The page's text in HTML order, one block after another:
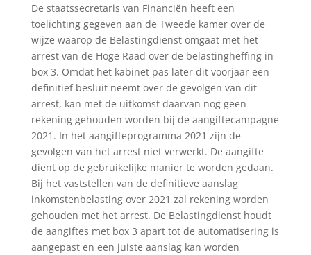
De staatssecretaris van Financiën heeft een
toelichting gegeven aan de Tweede kamer over de
wijze waarop de Belastingdienst omgaat met het
arrest van de Hoge Raad over de belastingheffing in
box 3. Omdat het kabinet pas later dit voorjaar een
definitief besluit neemt over de gevolgen van dit
arrest, kan met de uitkomst daarvan nog geen
rekening gehouden worden bij de aangiftecampagne
2021. In het aangifteprogramma 2021 zijn de
gevolgen van het arrest niet verwerkt. De aangifte
dient op de gebruikelijke manier te worden gedaan.
Bij het vaststellen van de definitieve aanslag
inkomstenbelasting over 2021 zal rekening worden
gehouden met het arrest. De Belastingdienst houdt
de aangiftes met box 3 apart tot de automatisering is
aangepast en een juiste aanslag kan worden